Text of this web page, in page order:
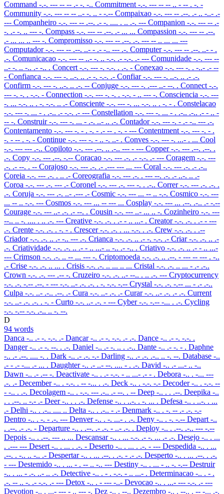
Command -.-. --- -- -- .- -. -.. Commitment -.-. --- -- -- .. - -- . -. -
Community -.-. --- -- -- ..- -. .. - -.-- Compaixao -.-. --- -- .--. .- .. -..- .-
--- Companheiro -.-. --- -- .--. .- -. .... . .. .-. --- Companion -.-. --- -- .-
-. .- -. .. --- -. Compass -.-. --- -- .--. .- ... ... Compassion -.-. --- -- .--.
.- ... ... .. --- -. Compromisso -.-. --- -- .--. .-. --- -- .. ... ... ---
Computador-.-. --- -- .--. ..- - .- -.. --- .-. Computer-.-. --- -- .--. ..- - .
.-. Comunicacao -.-. --- -- ..- -. .. -.-. .- -.-. .- --- Comunidade -.-. --- --
..- -. .. -.. .- -.. . Concert -.-. --- -. -.-. . .-. - Conexao -.-. --- -. . -..- .- --
- Confianca -.-. --- -. ..-. .. .- -. -.-. .- Confiar-.-. --- -. ..-. .. .- .-.
Confirm -.-. --- -. ..-. .. .-. -- Conjuge -.-. --- -. .--- ..- --. . Connect -.-.
--- -. -. . -.-. - Connection -.-. --- -. -. . -.-. - .. --- -. Consciencia -.-. ---
-. ... -.-. .. . -. -.-. .. .- Consciente -.-. --- -. ... -.-. .. . -. - . Constelacao
-.-. --- -. ... - . .-.. .- -.-. .- --- Constellation -.-. --- -. ... - . .-.. .-.. .- - .. -
-- -. Construir-.-. --- -. ... - .-. ..- .. .-. Contador-.-. --- -. - .- -.. --- .-.
Contentamento -.-. --- -. - . -. - .- -- . -. - --- Contentment -.-. --- -. - .
-. - -- . -. - Continue -.-. --- -. - .. -. ..- . Conves -.-. --- -. ...- . ... Cool
-.-. --- --- .-.. Copiloto -.-. --- .--. .. .-.. --- - --- Copper-.-. --- .--. .--. .
.-. Copy -.-. --- .--. -.-- Coracao -.-. --- .-. .- -.-. .- --- Coragem -.-. ---
.-. .- --. . -- Corajoso -.-. --- .-. .- .--- --- ... --- Coral -.-. --- .-. .- .-..
Coreia -.-. --- .-. . .. .- Coreografia -.-. --- .-. . --- --. .-. .- ..-. .. .-
Coroa -.-. --- .-. --- .- Coronel -.-. --- .-. --- -. . .-.. Correr-.-. --- .-. .-. .
.-. Coruja -.-. --- .-. ..- .--- .- Cosmic -.-. --- ... -- .. -.-. Cosmico -.-. ---
... -- .. -.-. --- Cosmos -.-. --- ... -- --- ... Cosplay -.-. --- ... .--. .-.. .- -.--
Courage -.-. --- ..- .-. .- --. . Cousin -.-. --- ..- ... .. -. Cozinheiro -.-. ---
--.. .. -. .... . .. .-. --- Creative -.-. .-. . .- - .. ...- . Creator-.-. .-. . .- - ---
.-. Crente -.-. .-. . -. - . Crescer-.-. .-. . ... -.-. . .-. Crew -.-. .-. . .--
Criador-.-. .-. .. .- -.. --- .-. Crianca -.-. .-. .. .- -. -.-. .- Criar-.-. .-. .. .-
.-. Criatividade -.-. .-. .. .- - .. ...- .. -.. .- -.. . Criativo -.-. .-. .. .- - .. ...-
--- Crimson -.-. .-. .. -- ... --- -. Criptomoeda -.-. .-. .. .--. - --- -- --- . -..
.- Crise -.-. .-. .. ... . Crisis -.-. .-. .. ... .. ... Cristal -.-. .-. .. ... - .- .-..
Crown -.-. .-. --- .-- -. Cruzeiro -.-. .-. ..- --.. . .. .-. --- Cryptocurrency
-.-. .-. -.-- .--. - --- -.-. ..- .-. .-. . -. -.-. -.-- Crystal -.-. .-. -.-- ... - .- .-..
Culpa -.-. ..- .-.. .--. .- Cura -.-. ..- .-. .- Curar-.-. ..- .-. .- .-. Current
-.-. ..- .-. .-. . -. - Curto -.-. ..- .-. - --- Cyber-.-. -.-- -... . .-. Cycling
-.-. -.-- -.-. .-.. .. -. --.
D
94 words
Danca -.. .- -. -.-. .- Dancar-.. .- -. -.-. .- .-. Dance -.. .- -. -.-. .
Danger-.. .- -. --. . .-. Daniel -.. .- -. .. . .-.. Dante -.. .- -. - . Daphne
-.. .- .--. .... -. . Dark -.. .- .-. -.- Darling -.. .- .-. .-.. .. -. --. Database -..
.- - .- -... .- ... . Daughter-.. .- ..- --. .... - . .-. David -.. .- ...- .. -..
Dawn -.. .- .-- -. Deactivate -.. . .- -.-. - .. ...- .- - . Debora -.. . -... ---
.-. .- December-.. . -.-. . -- -... . .-. Deck -.. . -.-. -.- Decoder-.. . -.-. --
- -.. . .-. Decolagem -.. . -.-. --- .-.. .- --. . -- Deep -.. . . .--. Deepika -..
. . .--. .. -.- .- Deer-.. . . .-. Defense -.. . ..-. . -. ... . Defesa -.. . ..-. . ...
.- Delhi -.. . .-.. .... .. Delta -.. . .-.. - .- Denmark -.. . -. -- .- .-. -.-
Dentro -.. . -. - .-. --- Denver-.. . -. ...- . .-. Deny -.. . -. -.-- Depart -..
. .--. .- .-. - Departure -.. . .--. .- .-. - ..- .-. . Deploy -.. . .--. .-.. --- -.--
Depois -.. . .--. --- .. ... Descansar-.. . ... -.-. .- -. ... .- .-. Desejo -.. . ...
. .--- --- Desert -.. . ... . .-. - Deserto -.. . ... . .-. - --- Despedida -.. . ...
.--. . -.. .. -.. .- Despertar-.. . ... .--. . .-. - .- .-. Desperto -.. . ... .--. . .-.
- --- Destemido -.. . ... - . -- .. -.. --- Destiny -.. . ... - .. -. -.-- Destruir
-.. . ... - .-. ..- .. .-. Detective -.. . - . -.-. - .. ...- . Determinacao -.. . - .
.-. -- .. -. .- -.-. .- --- Detox -.. . - --- -..- Devocao -.. . ...- --- -.-. .- ---
Devotion -.. . ...- --- - .. --- -. Dez -.. . --.. Dezembro -.. . --.. . -- -... .-.